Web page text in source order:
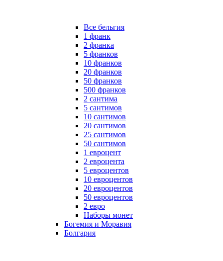
Все бельгия
1 франк
2 франка
5 франков
10 франков
20 франков
50 франков
500 франков
2 сантима
5 сантимов
10 сантимов
20 сантимов
25 сантимов
50 сантимов
1 евроцент
2 евроцента
5 евроцентов
10 евроцентов
20 евроцентов
50 евроцентов
2 евро
Наборы монет
Богемия и Моравия
Болгария